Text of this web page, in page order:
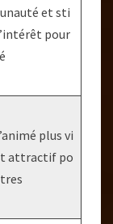
et sti
pour
plus vi
attractif po